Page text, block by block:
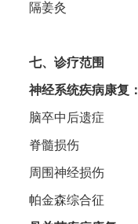
隔姜灸
‌七、诊疗范围
‌神经系统疾病康复‌：
脑卒中后遗症
脊髓损伤
周围神经损伤
帕金森综合征